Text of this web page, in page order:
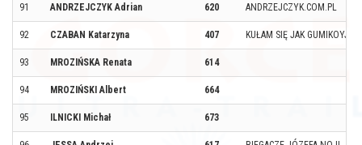
91 ANDRZEJCZYK Adrian 620 ANDRZEJCZYK.COM.PL
92 CZABAN Katarzyna 407 KUŁAM SIĘ JAK GUMIKOYJZY
93 MROZIŃSKA Renata 614
94 MROZIŃSKI Albert 664
95 ILNICKI Michał 673